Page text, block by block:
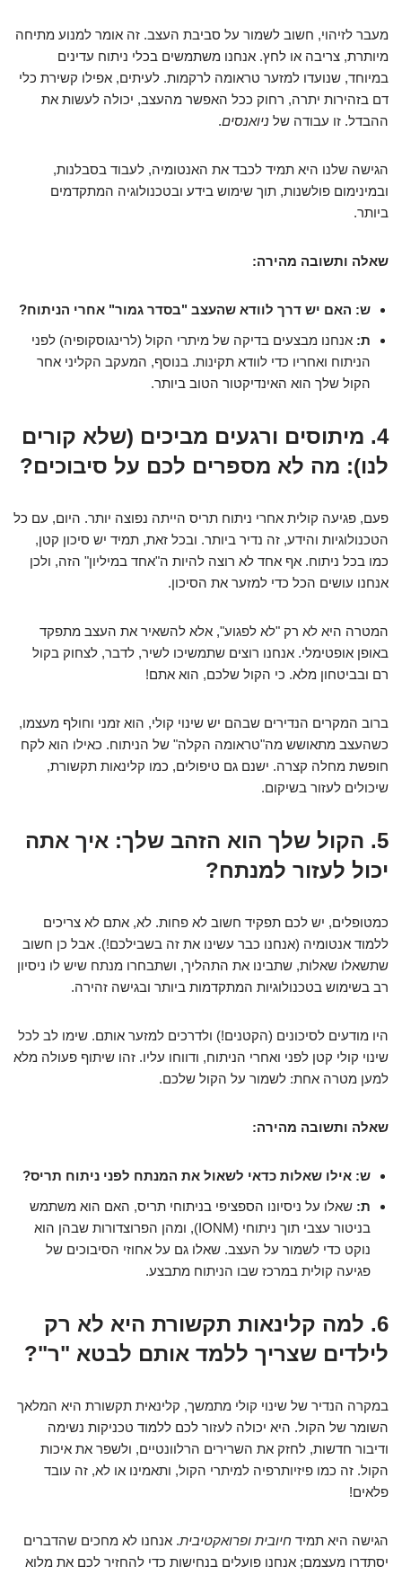
מעבר לזיהוי, חשוב לשמור על סביבת העצב. זה אומר למנוע מתיחה
מיותרת, צריבה או לחץ. אנחנו משתמשים בכלי ניתוח עדינים
במיוחד, שנועדו למזער טראומה לרקמות. לעיתים, אפילו קשירת כלי
דם בזהירות יתרה, רחוק ככל האפשר מהעצב, יכולה לעשות את
ההבדל. זו עבודה של ניואנסים.
הגישה שלנו היא תמיד לכבד את האנטומיה, לעבוד בסבלנות,
ובמינימום פולשנות, תוך שימוש בידע ובטכנולוגיה המתקדמים
ביותר.
שאלה ותשובה מהירה:
ש: האם יש דרך לוודא שהעצב "בסדר גמור" אחרי הניתוח?
ת: אנחנו מבצעים בדיקה של מיתרי הקול (לרינגוסקופיה) לפני
הניתוח ואחריו כדי לוודא תקינות. בנוסף, המעקב הקליני אחר
הקול שלך הוא האינדיקטור הטוב ביותר.
4. מיתוסים ורגעים מביכים (שלא קורים
לנו): מה לא מספרים לכם על סיבוכים?
פעם, פגיעה קולית אחרי ניתוח תריס הייתה נפוצה יותר. היום, עם כל
הטכנולוגיות והידע, זה נדיר ביותר. ובכל זאת, תמיד יש סיכון קטן,
כמו בכל ניתוח. אף אחד לא רוצה להיות ה"אחד במיליון" הזה, ולכן
אנחנו עושים הכל כדי למזער את הסיכון.
המטרה היא לא רק "לא לפגוע", אלא להשאיר את העצב מתפקד
באופן אופטימלי. אנחנו רוצים שתמשיכו לשיר, לדבר, לצחוק בקול
רם ובביטחון מלא. כי הקול שלכם, הוא אתם!
ברוב המקרים הנדירים שבהם יש שינוי קולי, הוא זמני וחולף מעצמו,
כשהעצב מתאושש מה"טראומה הקלה" של הניתוח. כאילו הוא לקח
חופשת מחלה קצרה. ישנם גם טיפולים, כמו קלינאות תקשורת,
שיכולים לעזור בשיקום.
5. הקול שלך הוא הזהב שלך: איך אתה
יכול לעזור למנתח?
כמטופלים, יש לכם תפקיד חשוב לא פחות. לא, אתם לא צריכים
ללמוד אנטומיה (אנחנו כבר עשינו את זה בשבילכם!). אבל כן חשוב
שתשאלו שאלות, שתבינו את התהליך, ושתבחרו מנתח שיש לו ניסיון
רב בשימוש בטכנולוגיות המתקדמות ביותר ובגישה זהירה.
היו מודעים לסיכונים (הקטנים!) ולדרכים למזער אותם. שימו לב לכל
שינוי קולי קטן לפני ואחרי הניתוח, ודווחו עליו. זהו שיתוף פעולה מלא
למען מטרה אחת: לשמור על הקול שלכם.
שאלה ותשובה מהירה:
ש: אילו שאלות כדאי לשאול את המנתח לפני ניתוח תריס?
ת: שאלו על ניסיונו הספציפי בניתוחי תריס, האם הוא משתמש
בניטור עצבי תוך ניתוחי (IONM), ומהן הפרוצדורות שבהן הוא
נוקט כדי לשמור על העצב. שאלו גם על אחוזי הסיבוכים של
פגיעה קולית במרכז שבו הניתוח מתבצע.
6. למה קלינאות תקשורת היא לא רק
לילדים שצריך ללמד אותם לבטא "ר"?
במקרה הנדיר של שינוי קולי מתמשך, קלינאית תקשורת היא המלאך
השומר של הקול. היא יכולה לעזור לכם ללמוד טכניקות נשימה
ודיבור חדשות, לחזק את השרירים הרלוונטיים, ולשפר את איכות
הקול. זה כמו פיזיותרפיה למיתרי הקול, ותאמינו או לא, זה עובד
פלאים!
הגישה היא תמיד חיובית ופרואקטיבית. אנחנו לא מחכים שהדברים
יסתדרו מעצמם; אנחנו פועלים בנחישות כדי להחזיר לכם את מלוא